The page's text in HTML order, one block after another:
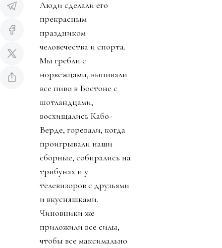
Люди сделали его
прекрасным
праздником
человечества и спорта.
Мы гребли с
норвежцами, выпивали
все пиво в Бостоне с
шотландцами,
восхищались Кабо-
Верде, горевали, когда
проигрывали наши
сборные, собирались на
трибунах и у
телевизоров с друзьями
и вкусняшками.
Чиновники же
приложили все силы,
чтобы все максимально